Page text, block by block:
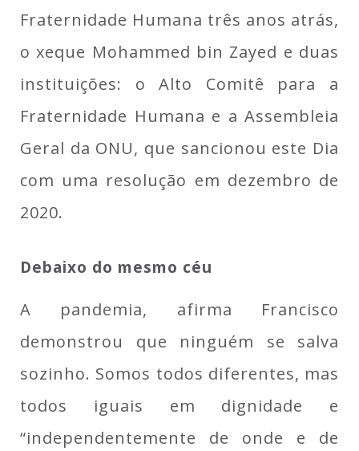
Fraternidade Humana três anos atrás,
o xeque Mohammed bin Zayed e duas
instituições: o Alto Comitê para a
Fraternidade Humana e a Assembleia
Geral da ONU, que sancionou este Dia
com uma resolução em dezembro de
2020.
Debaixo do mesmo céu
A pandemia, afirma Francisco
demonstrou que ninguém se salva
sozinho. Somos todos diferentes, mas
todos iguais em dignidade e
“independentemente de onde e de